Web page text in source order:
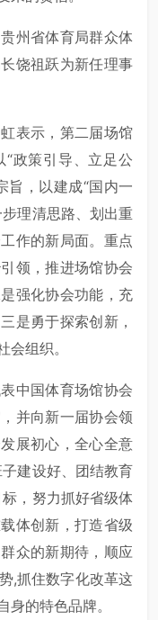
州省体育局群众体
饶祖跃为新任理事
表示，第二届场馆
政策引导、立足公
旨，以建成“国内一
理清思路、划出重
作的新局面。重点
领，推进场馆协会
强化协会功能，充
是勇于探索创新，
组织。
中国体育场馆协会
并向新一届协会领
展初心，全心全意
建设好、团结教育
，努力抓好省级体
体创新，打造省级
众的新期待，顺应
,抓住数字化改革这
的特色品牌。